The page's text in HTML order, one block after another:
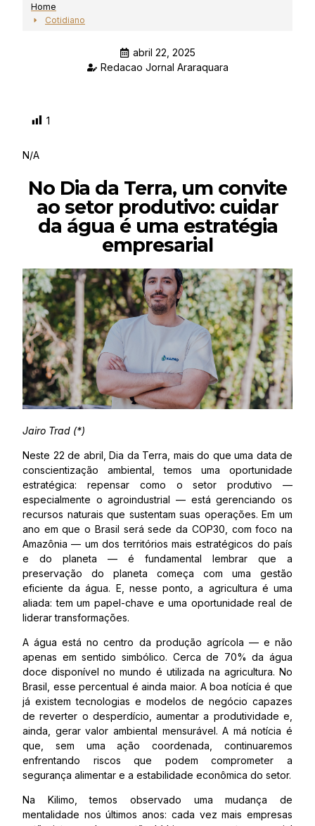
Home
Cotidiano
abril 22, 2025
Redacao Jornal Araraquara
1
N/A
No Dia da Terra, um convite
ao setor produtivo: cuidar
da água é uma estratégia
empresarial
Jairo Trad (*)
Neste 22 de abril, Dia da Terra, mais do que uma data de
conscientização ambiental, temos uma oportunidade
estratégica: repensar como o setor produtivo —
especialmente o agroindustrial — está gerenciando os
recursos naturais que sustentam suas operações. Em um
ano em que o Brasil será sede da COP30, com foco na
Amazônia — um dos territórios mais estratégicos do país
e do planeta — é fundamental lembrar que a
preservação do planeta começa com uma gestão
eficiente da água. E, nesse ponto, a agricultura é uma
aliada: tem um papel-chave e uma oportunidade real de
liderar transformações.
A água está no centro da produção agrícola — e não
apenas em sentido simbólico. Cerca de 70% da água
doce disponível no mundo é utilizada na agricultura. No
Brasil, esse percentual é ainda maior. A boa notícia é que
já existem tecnologias e modelos de negócio capazes
de reverter o desperdício, aumentar a produtividade e,
ainda, gerar valor ambiental mensurável. A má notícia é
que, sem uma ação coordenada, continuaremos
enfrentando riscos que podem comprometer a
segurança alimentar e a estabilidade econômica do setor.
Na Kilimo, temos observado uma mudança de
mentalidade nos últimos anos: cada vez mais empresas